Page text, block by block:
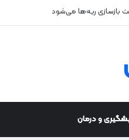
بازسازی ریه‌ها می‌شود
و درمان